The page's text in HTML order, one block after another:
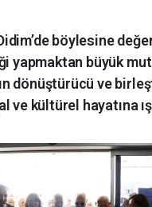
böylesine
yapmaktan büyük
dönüştürücü ve
ve kültürel hayatına